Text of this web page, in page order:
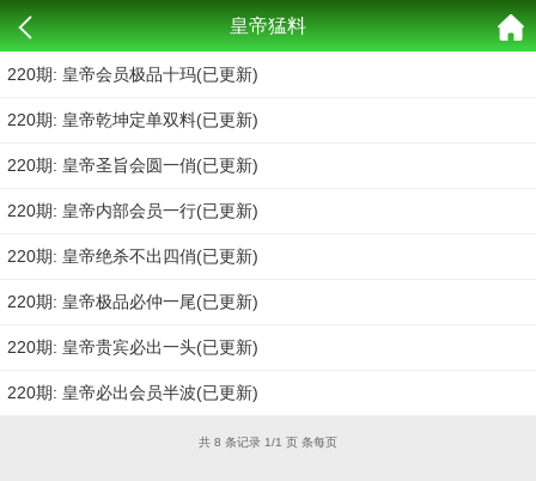
皇帝猛料
220期: 皇帝会员极品十玛(已更新)
220期: 皇帝乾坤定单双料(已更新)
220期: 皇帝圣旨会圆一俏(已更新)
220期: 皇帝内部会员一行(已更新)
220期: 皇帝绝杀不出四俏(已更新)
220期: 皇帝极品必仲一尾(已更新)
220期: 皇帝贵宾必出一头(已更新)
220期: 皇帝必出会员半波(已更新)
共 8 条记录 1/1 页 条每页